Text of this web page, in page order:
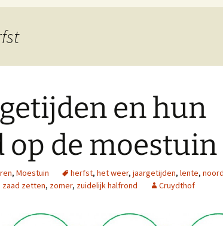
en hun
op de moestuin
, Moestuin herfst, het weer, jaargetijden, lente,
zaad zetten, zomer, zuidelijk halfrond Cruydthof